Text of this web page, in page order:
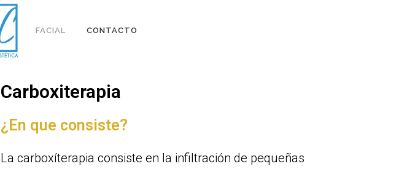
FACIAL CONTACTO
Carboxiterapia
¿En que consiste?
La carboxíterapia consiste en la infiltración de pequeñas